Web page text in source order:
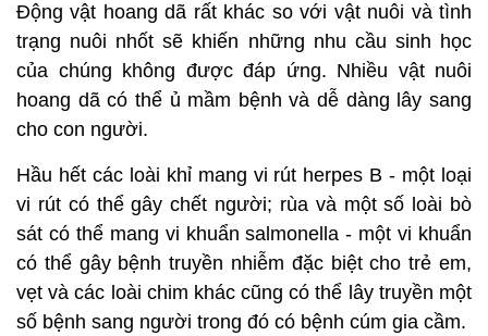
Động vật hoang dã rất khác so với vật nuôi và tình
trạng nuôi nhốt sẽ khiến những nhu cầu sinh học
của chúng không được đáp ứng. Nhiều vật nuôi
hoang dã có thể ủ mầm bệnh và dễ dàng lây sang
cho con người.
Hầu hết các loài khỉ mang vi rút herpes B - một loại
vi rút có thể gây chết người; rùa và một số loài bò
sát có thể mang vi khuẩn salmonella - một vi khuẩn
có thể gây bệnh truyền nhiễm đặc biệt cho trẻ em,
vẹt và các loài chim khác cũng có thể lây truyền một
số bệnh sang người trong đó có bệnh cúm gia cầm.